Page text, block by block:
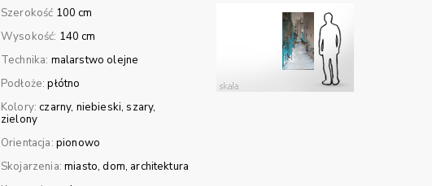
Szerokość 100 cm
Wysokość: 140 cm
Technika: malarstwo olejne
Podłoże:płótno
Kolory:czarny niebieski szary
zielony
Orientacja: pionowo
Skojarzenia:miasto dom architektura